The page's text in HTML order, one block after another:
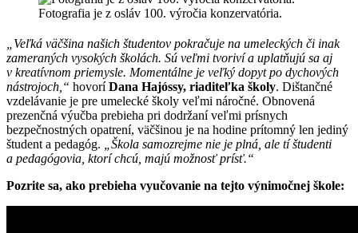
Fotografia je z osláv 100. výročia konzervatória.
„Veľká väčšina našich študentov pokračuje na umeleckých či inak
zameraných vysokých školách. Sú veľmi tvoriví a uplatňujú sa aj
v kreatívnom priemysle. Momentálne je veľký dopyt po dychových
nástrojoch,“ hovoríDana Hajóssy, riaditeľka školy. Dištančné
vzdelávanie je pre umelecké školy veľmi náročné. Obnovená
prezenčná výučba prebieha pri dodržaní veľmi prísnych
bezpečnostných opatrení, väčšinou je na hodine prítomný len jediný
študent a pedagóg.
„Škola samozrejme nie je plná, ale tí študenti
a pedagógovia, ktorí chcú, majú možnosť prísť.“
Pozrite sa, ako prebieha vyučovanie na tejto výnimočnej škole: